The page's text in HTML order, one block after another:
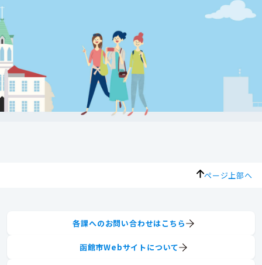
ページ上部へ
各課へのお問い合わせはこちら
函館市Webサイトについて